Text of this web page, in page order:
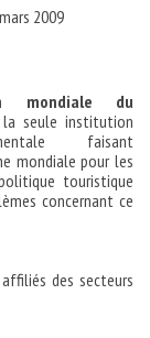
2009
mondiale du
seule institution
faisant
mondiale pour les
touristique
concernant ce
des secteurs